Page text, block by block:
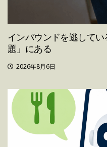
インバウンドを逃して
題」にある
2026年8月6日